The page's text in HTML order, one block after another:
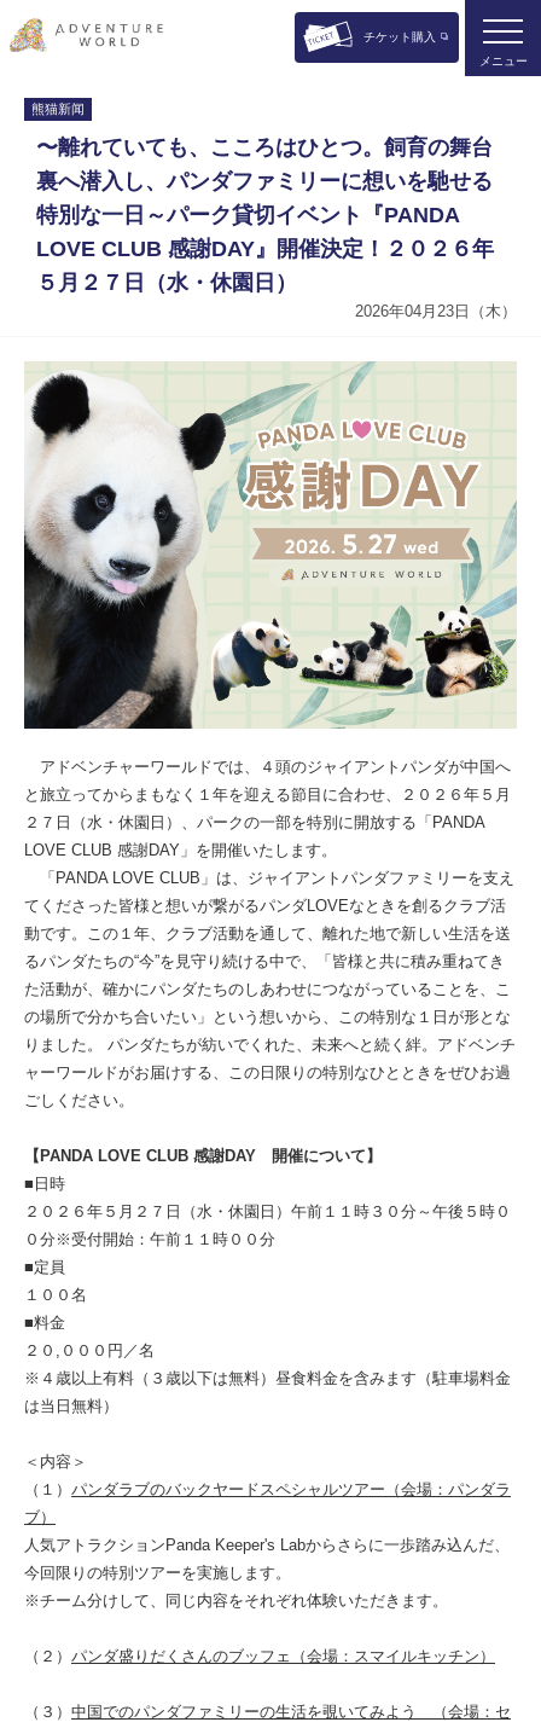
チケット購入
メニュー
熊猫新闻
〜離れていても、こころはひとつ。飼育の舞台
裏へ潜入し、パンダファミリーに想いを馳せる
特別な一日～パーク貸切イベント『PANDA
LOVE CLUB 感謝DAY』開催決定！２０２６年
５月２７日（水・休園日）
2026年04月23日（木）
アドベンチャーワールドでは、４頭のジャイアントパンダが中国へ
と旅立ってからまもなく１年を迎える節目に合わせ、２０２６年５月
２７日（水・休園日）、パークの一部を特別に開放する「PANDA
LOVE CLUB 感謝DAY」を開催いたします。
「PANDA LOVE CLUB」は、ジャイアントパンダファミリーを支え
てくださった皆様と想いが繋がるパンダLOVEなときを創るクラブ活
動です。この１年、クラブ活動を通して、離れた地で新しい生活を送
るパンダたちの“今”を見守り続ける中で、「皆様と共に積み重ねてき
た活動が、確かにパンダたちのしあわせにつながっていることを、こ
の場所で分かち合いたい」という想いから、この特別な１日が形とな
りました。 パンダたちが紡いでくれた、未来へと続く絆。アドベンチ
ャーワールドがお届けする、この日限りの特別なひとときをぜひお過
ごしください。
【PANDA LOVE CLUB 感謝DAY 開催について】
■日時
２０２６年５月２７日（水・休園日）午前１１時３０分～午後５時０
０分※受付開始：午前１１時００分
■定員
１００名
■料金
２０,０００円／名
※４歳以上有料（３歳以下は無料）昼食料金を含みます（駐車場料金
は当日無料）
＜内容＞
（１） パンダラブのバックヤードスペシャルツアー（会場：パンダラ
ブ）
人気アトラクションPanda Keeper's Labからさらに一歩踏み込んだ、
今回限りの特別ツアーを実施します。
※チーム分けして、同じ内容をそれぞれ体験いただきます。
（２） パンダ盛りだくさんのブッフェ（会場：スマイルキッチン）
（３） 中国でのパンダファミリーの生活を覗いてみよう （会場：セ